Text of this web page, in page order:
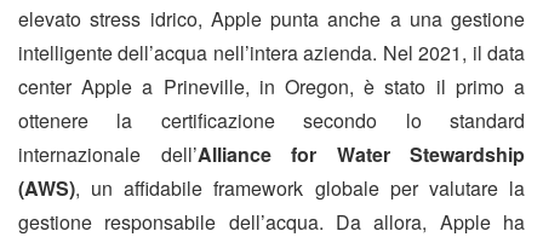
elevato stress idrico, Apple punta anche a una gestione
intelligente dell’acqua nell’intera azienda. Nel 2021, il data
center Apple a Prineville, in Oregon, è stato il primo a
ottenere la certificazione secondo lo standard
internazionale dell’Alliance for Water Stewardship
(AWS), un affidabile framework globale per valutare la
gestione responsabile dell’acqua. Da allora, Apple ha